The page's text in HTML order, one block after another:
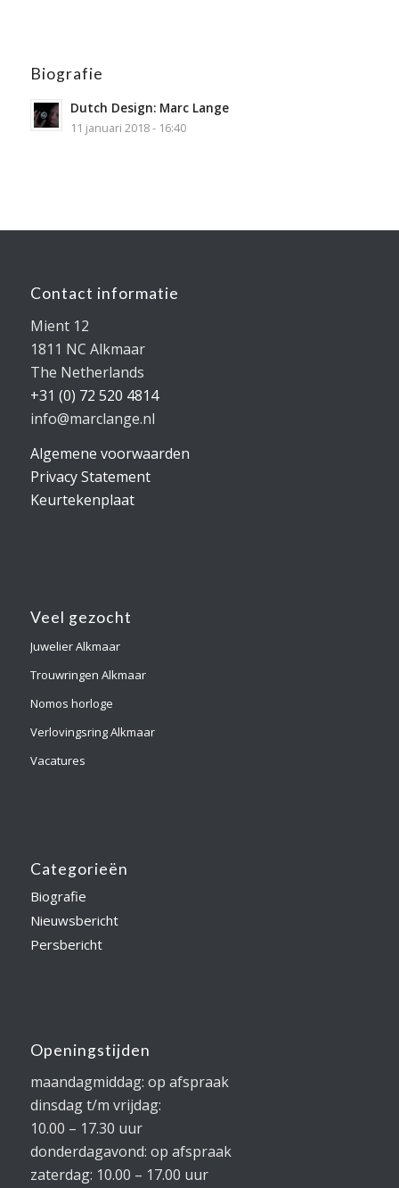
Biografie
Dutch Design: Marc Lange
11 januari 2018 - 16:40
Contact informatie
Mient 12
1811 NC Alkmaar
The Netherlands
+31 (0) 72 520 4814
info@marclange.nl
Algemene voorwaarden
Privacy Statement
Keurtekenplaat
Veel gezocht
Juwelier Alkmaar
Trouwringen Alkmaar
Nomos horloge
Verlovingsring Alkmaar
Vacatures
Categorieën
Biografie
Nieuwsbericht
Persbericht
Openingstijden
maandagmiddag: op afspraak
dinsdag t/m vrijdag:
10.00 – 17.30 uur
donderdagavond: op afspraak
zaterdag: 10.00 – 17.00 uur